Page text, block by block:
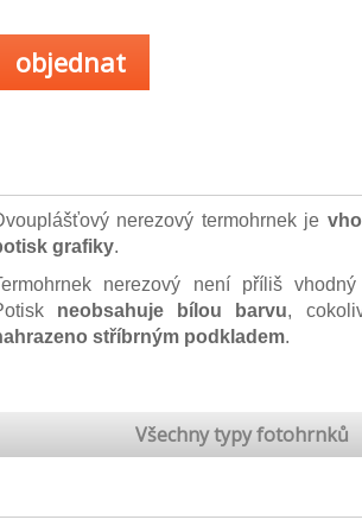
objednat
nerezový termohrnek je
grafiky.
nerezový není příliš
neobsahuje bílou barvu,
stříbrným podkladem.
Všechny typy fotohrnků